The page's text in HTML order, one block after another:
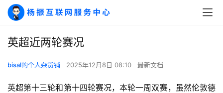
英超近两轮赛况
bisal的个人杂货铺 2025年12月8日 08:10 最新文档
英超第十三轮和第十四轮赛况，本轮一周双赛，虽然伦敦德